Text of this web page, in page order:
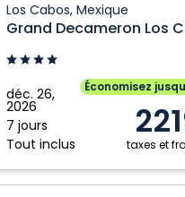
Los Cabos, Mexique
déc. 26,
2026
7 jours
Tout inclus
Économisez
taxes et
Decameron
Los
Cabos,
Los
Cabos,
Mexique